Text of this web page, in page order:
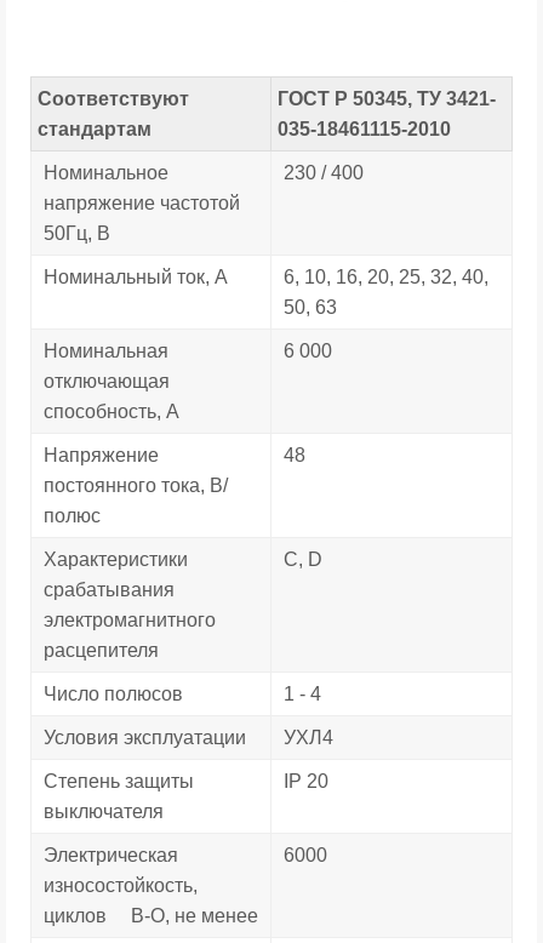
Соответствуют
стандартам
ГОСТ Р 50345, ТУ 3421-
035-18461115-2010
Номинальное
напряжение частотой
50Гц, В
230 / 400
Номинальный ток, А
6, 10, 16, 20, 25, 32, 40,
50, 63
Номинальная
отключающая
способность, А
6 000
Напряжение
постоянного тока, В/
полюс
48
Характеристики
срабатывания
электромагнитного
расцепителя
С, D
Число полюсов 1 - 4
Условия эксплуатации УХЛ4
Степень защиты
выключателя
IP 20
Электрическая
износостойкость,
циклов В-О, не менее
6000